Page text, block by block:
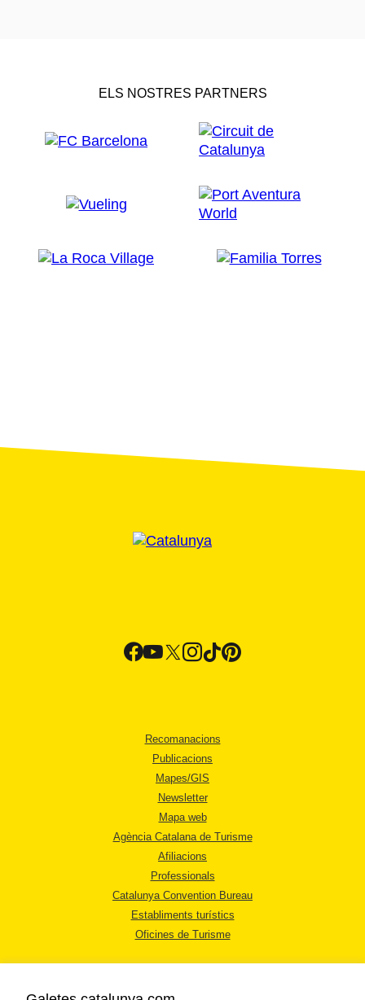
ELS NOSTRES PARTNERS
Recomanacions
Publicacions
Mapes/GIS
Newsletter
Mapa web
Agència Catalana de Turisme
Afiliacions
Professionals
Catalunya Convention Bureau
Establiments turístics
Oficines de Turisme